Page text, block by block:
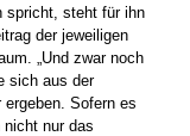
spricht, steht für ihn
der jeweiligen
„Und zwar noch
sich aus der
ergeben. Sofern es
nur das